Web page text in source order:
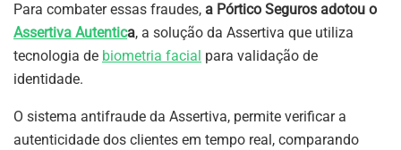
Para combater essas fraudes, a Pórtico Seguros adotou o
Assertiva Autentica, a solução da Assertiva que utiliza
tecnologia de biometria facial para validação de
identidade.
O sistema antifraude da Assertiva, permite verificar a
autenticidade dos clientes em tempo real, comparando